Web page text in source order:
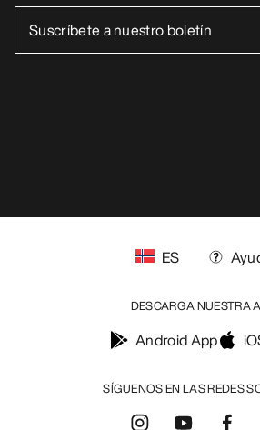
SÍGUENOS EN LAS REDES
ES
DESCARGA NUESTRA
Android App